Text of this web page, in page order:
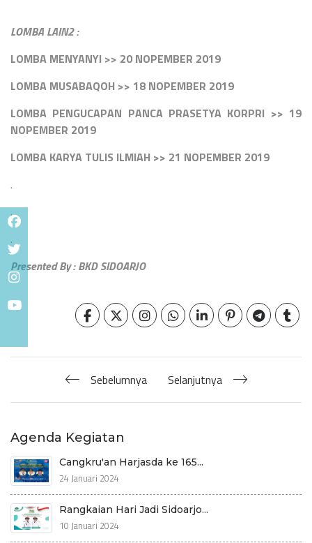
LOMBA LAIN2 :
LOMBA MENYANYI >> 20 NOPEMBER 2019
LOMBA MUSABAQOH >> 18 NOPEMBER 2019
LOMBA PENGUCAPAN PANCA PRASETYA KORPRI >> 19
NOPEMBER 2019
LOMBA KARYA TULIS ILMIAH >> 21 NOPEMBER 2019
.
.
.
Presented By : BKD SIDOARJO
Sebelumnya Selanjutnya
Agenda Kegiatan
Cangkru'an Harjasda ke 165...
24 Januari 2024
Rangkaian Hari Jadi Sidoarjo...
10 Januari 2024